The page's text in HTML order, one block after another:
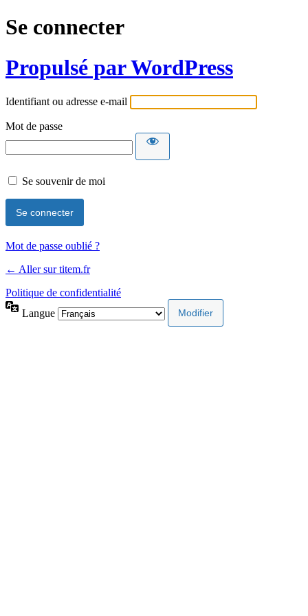
Se connecter
Propulsé par WordPress
Identifiant ou adresse e-mail
Mot de passe
Se souvenir de moi
Mot de passe oublié ?
← Aller sur titem.fr
Politique de confidentialité
Langue